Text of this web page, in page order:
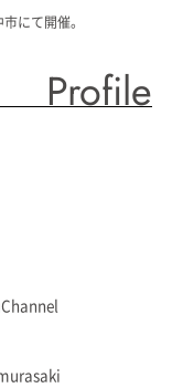
にて開催。
Profile